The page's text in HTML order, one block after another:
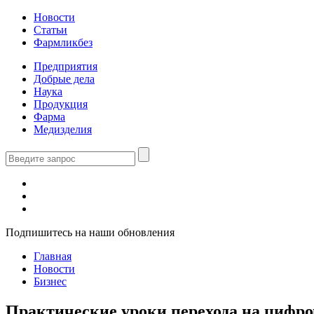
Новости
Статьи
Фармликбез
Предприятия
Добрые дела
Наука
Продукция
Фарма
Медизделия
Подпишитесь на наши обновления
Главная
Новости
Бизнес